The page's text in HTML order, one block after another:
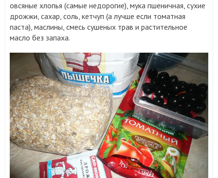
овсяные хлопья (самые недорогие), мука пшеничная, сухие
дрожжи, сахар, соль, кетчуп (а лучше если томатная
паста), маслины, смесь сушеных трав и растительное
масло без запаха.